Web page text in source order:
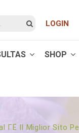
LOGIN
SHOP
ГЁ Il Miglior Sito